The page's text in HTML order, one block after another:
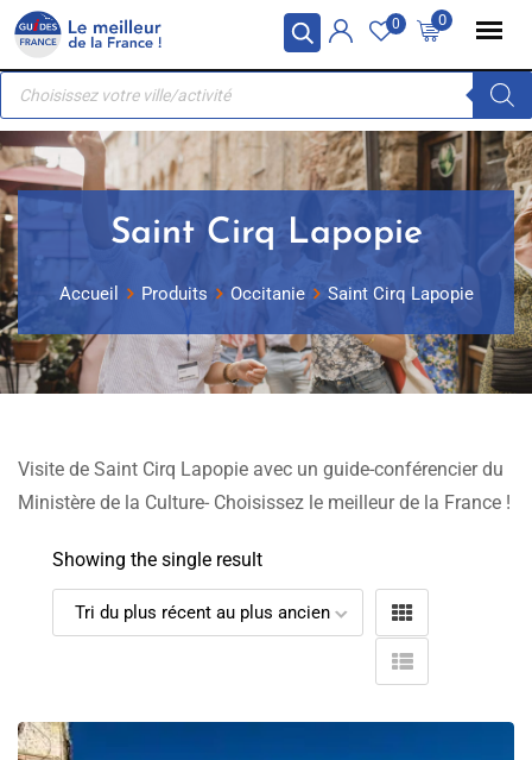
Panneau de gestion des cookies
Skip
content
0
0
Recherche
produits
Saint Cirq Lapopie
Accueil Produits Occitanie Saint Cirq Lapopie
Visite de Saint Cirq Lapopie avec un guide-conférencier du
Ministère de la Culture- Choisissez le meilleur de la France !
Showing the single result